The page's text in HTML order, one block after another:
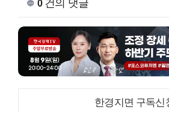
0건의 댓글
한경지면 구독신